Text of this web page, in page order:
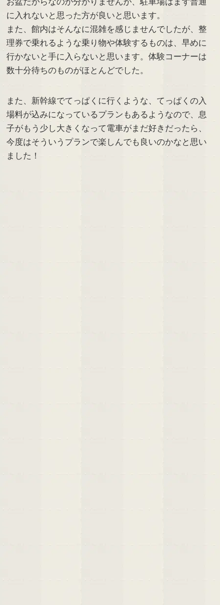
に入れないと思った方が良いと思います。
また、館内はそんなに混雑を感じませんでしたが、整
理券で乗れるような乗り物や体験するものは、早めに
行かないと手に入らないと思います。体験コーナーは
数十分待ちのものがほとんどでした。
また、新幹線でてっぱくに行くような、てっぱくの入
場料が込みになっているプランもあるようなので、息
子がもう少し大きくなって電車がまだ好きだったら、
今度はそういうプランで楽しんでも良いのかなと思い
ました！